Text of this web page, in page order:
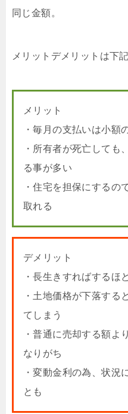
同じ金額。
メリットデメリットは下
メリット
・毎月の支払いは小額
・所有者が死亡しても
る事が多い
・住宅を担保にするの
取れる
デメリット
・長生きすればするほ
・土地価格が下落する
てしまう
・普通に売却する額よ
なりがち
・変動金利の為、状況
とも